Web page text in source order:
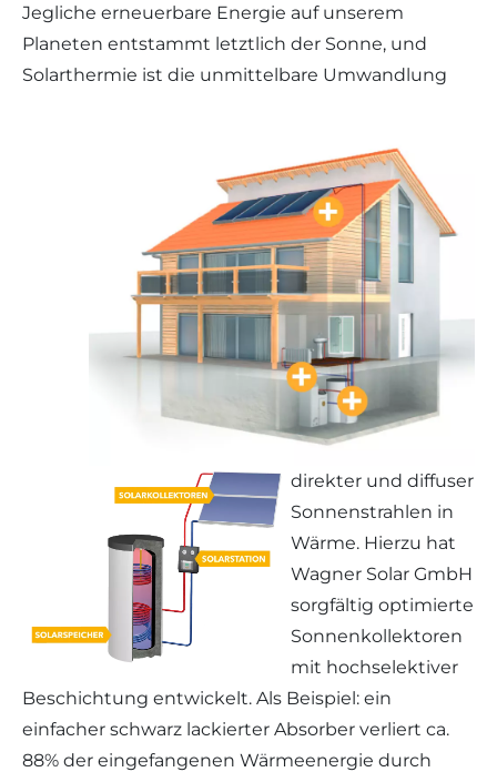
Jegliche erneuerbare Energie auf unserem
Planeten entstammt letztlich der Sonne, und
Solarthermie ist die unmittelbare Umwandlung
direkter und diffuser
Sonnenstrahlen in
Wärme. Hierzu hat
Wagner Solar GmbH
sorgfältig optimierte
Sonnenkollektoren
mit hochselektiver
Beschichtung entwickelt. Als Beispiel: ein
einfacher schwarz lackierter Absorber verliert ca.
88% der eingefangenen Wärmeenergie durch